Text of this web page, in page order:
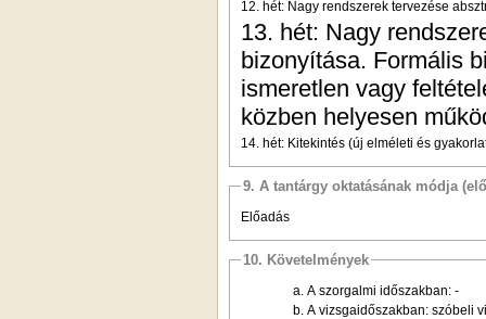
12. hét: Nagy rendszerek tervezése
13. hét: Nagy
bizonyítása. Formális
ismeretlen vagy
közben helyesen
14. hét: Kitekintés (új elméleti és
9. A tantárgy oktatásának módja
Előadás
10. Követelmények
a. A szorgalmi időszakban: -
b. A vizsgaidőszakban: szóbeli